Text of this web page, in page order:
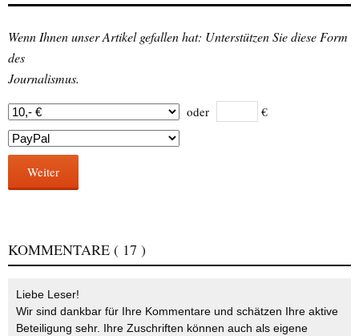
Wenn Ihnen unser Artikel gefallen hat: Unterstützen Sie diese Form
des
Journalismus.
oder €
Weiter
KOMMENTARE ( 17 )
Liebe Leser!
Wir sind dankbar für Ihre Kommentare und schätzen Ihre aktive
Beteiligung sehr. Ihre Zuschriften können auch als eigene